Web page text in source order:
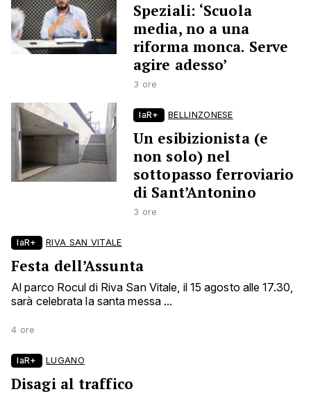
Speziali: ‘Scuola
media, no a una
riforma monca. Serve
agire adesso’
3 ore
laR+ BELLINZONESE
Un esibizionista (e
non solo) nel
sottopasso ferroviario
di Sant’Antonino
3 ore
laR+ RIVA SAN VITALE
Festa dell’Assunta
Al parco Rocul di Riva San Vitale, il 15 agosto alle 17.30,
sarà celebrata la santa messa ...
4 ore
laR+ LUGANO
Disagi al traffico